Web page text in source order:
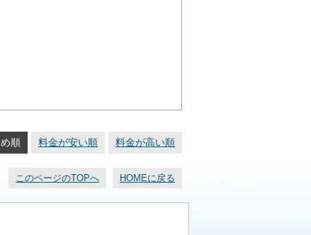
順 料金が安い順 料金が高い順
このページのTOPへ HOMEに戻る